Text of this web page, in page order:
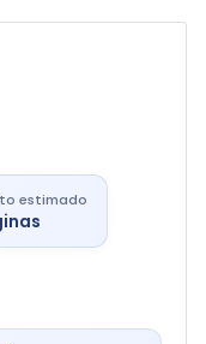
estimado